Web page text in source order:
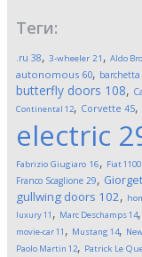
Теги:
.ru 38, 3-wheeler 21 , Aldo
autonomous 60, barchetta
butterfly doors 108,
Continental 12, Corvette 45,
electric
Fabrizio Giugiaro 16, Fiat 1100
Franco Scaglione 29,
gullwing doors 102,
luxury11 , Marc Deschamps14,
movie-car11 , Mustang 14,
Paolo Martin 12, Patrick Le